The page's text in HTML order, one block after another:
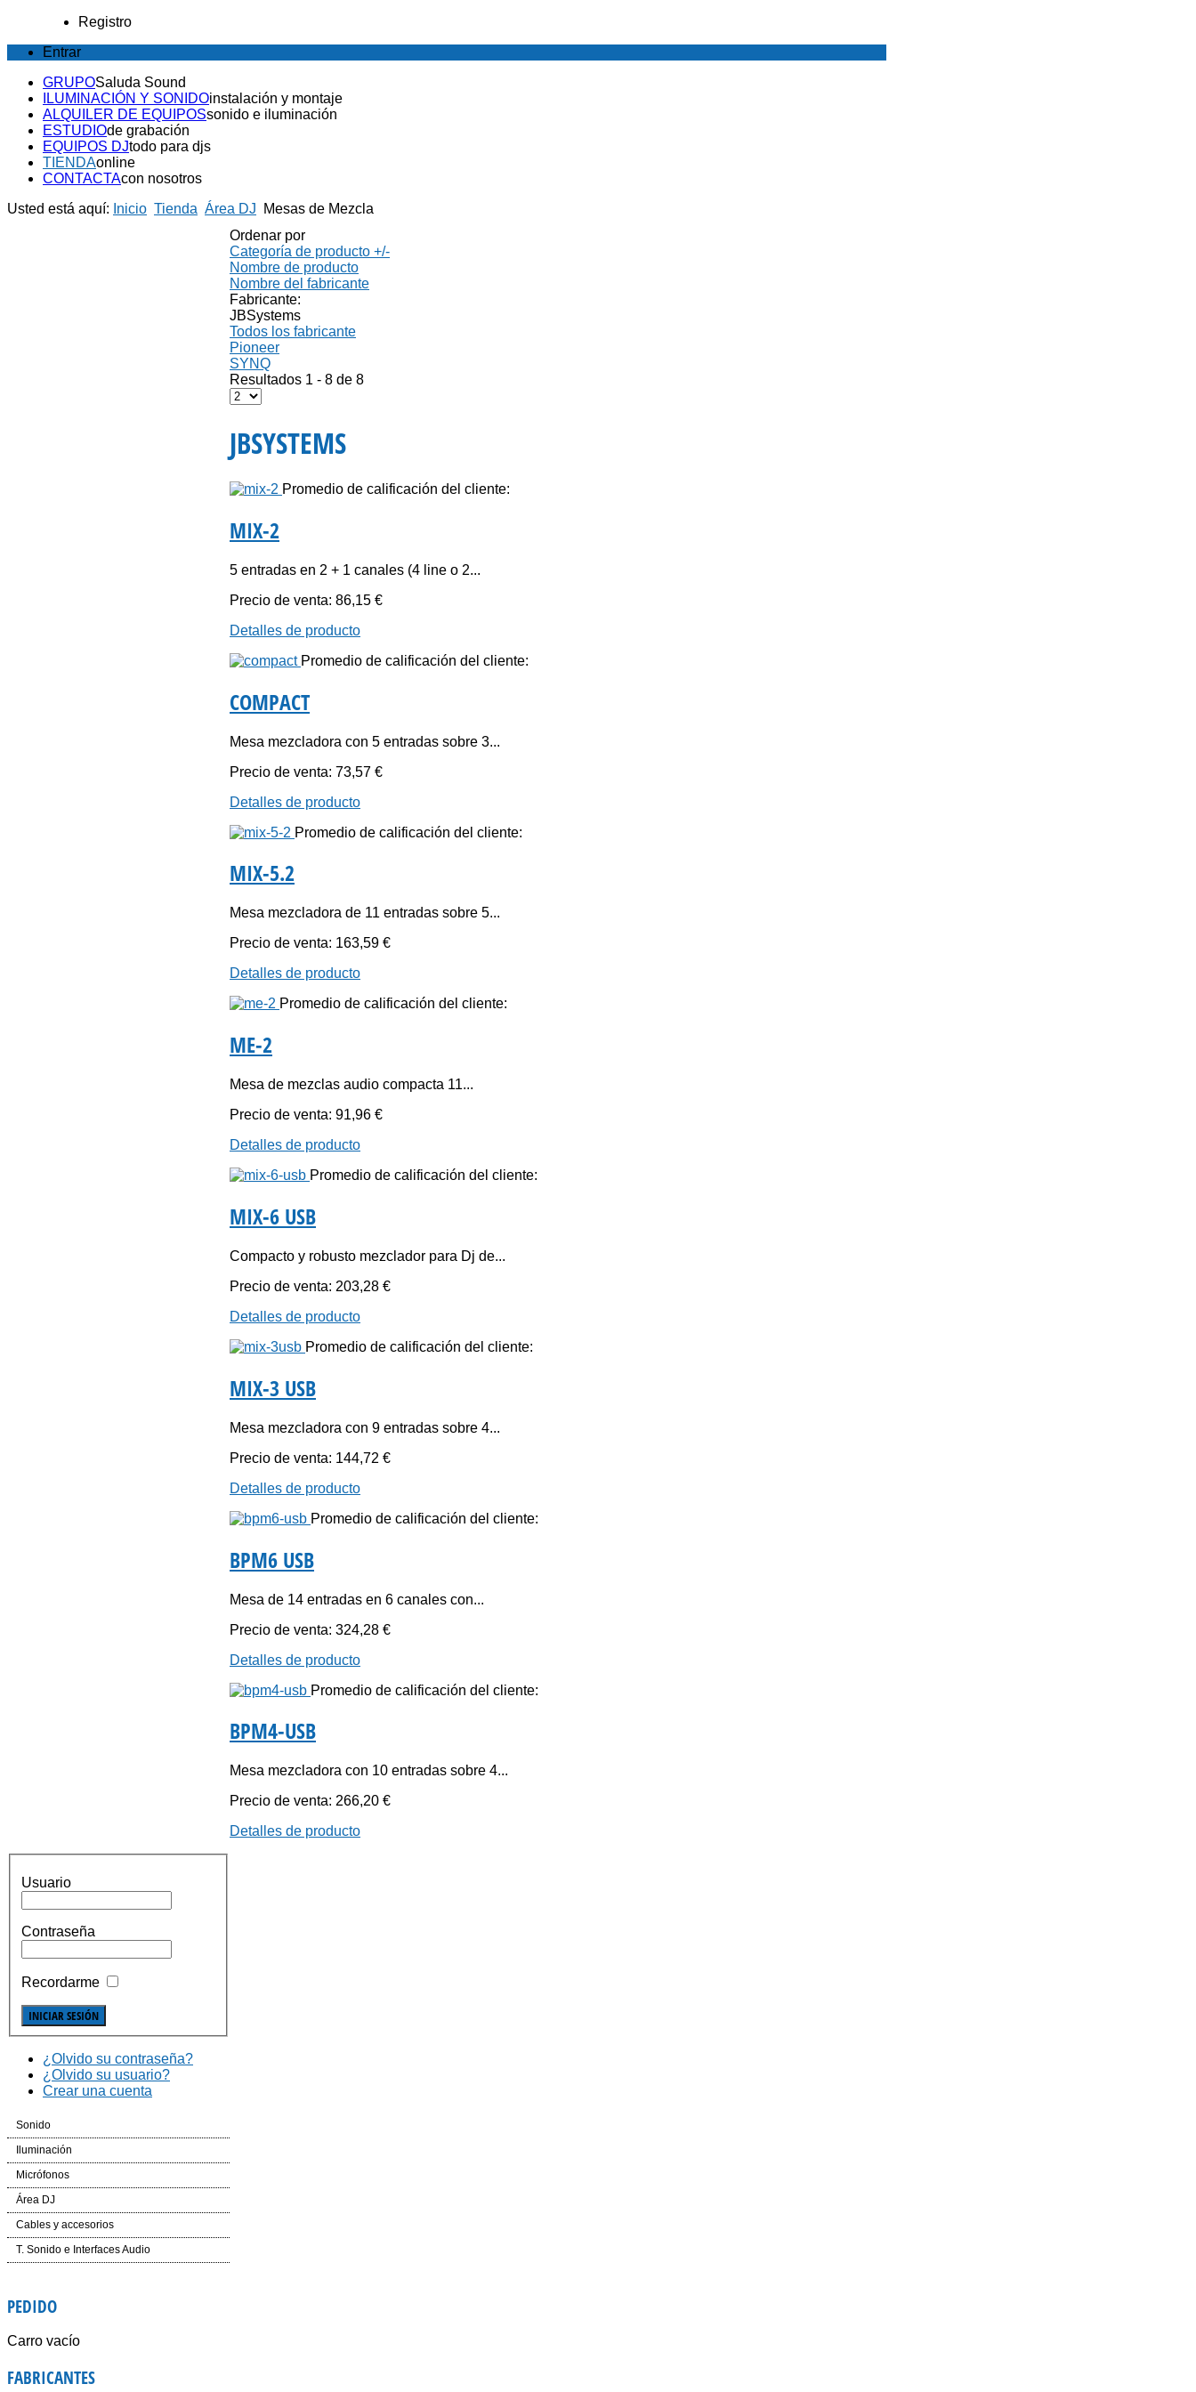
Registro
Entrar
GRUPOSaluda Sound
ILUMINACIÓN Y SONIDOinstalación y montaje
ALQUILER DE EQUIPOSsonido e iluminación
ESTUDIOde grabación
EQUIPOS DJtodo para djs
TIENDAonline
CONTACTAcon nosotros
Usted está aquí: Inicio Tienda Área DJ
Mesas de Mezcla
Ordenar por
Categoría de producto +/-
Nombre de producto
Nombre del fabricante
Fabricante:
JBSystems
Todos los fabricante
Pioneer
SYNQ
Resultados 1 - 8 de 8
JBSYSTEMS
Promedio de calificación del cliente:
MIX-2
5 entradas en 2 + 1 canales (4 line o 2...
Precio de venta: 86,15 €
Detalles de producto
Promedio de calificación del cliente:
COMPACT
Mesa mezcladora con 5 entradas sobre 3...
Precio de venta: 73,57 €
Detalles de producto
Promedio de calificación del cliente:
MIX-5.2
Mesa mezcladora de 11 entradas sobre 5...
Precio de venta: 163,59 €
Detalles de producto
Promedio de calificación del cliente:
ME-2
Mesa de mezclas audio compacta 11...
Precio de venta: 91,96 €
Detalles de producto
Promedio de calificación del cliente:
MIX-6 USB
Compacto y robusto mezclador para Dj de...
Precio de venta: 203,28 €
Detalles de producto
Promedio de calificación del cliente:
MIX-3 USB
Mesa mezcladora con 9 entradas sobre 4...
Precio de venta: 144,72 €
Detalles de producto
Promedio de calificación del cliente:
BPM6 USB
Mesa de 14 entradas en 6 canales con...
Precio de venta: 324,28 €
Detalles de producto
Promedio de calificación del cliente:
BPM4-USB
Mesa mezcladora con 10 entradas sobre 4...
Precio de venta: 266,20 €
Detalles de producto
Usuario
Contraseña
Recordarme
¿Olvido su contraseña?
¿Olvido su usuario?
Crear una cuenta
Sonido
Cajas Automplificadas
Etapas de potencia y amplificadores
Dinámica
Auriculares
Iluminación
Efectos LED
Cabezas LED
Controladores
Micrófonos
Inalámbricos
Conferencias e Instalación
Voz e Instrumentos
Área DJ
CD´S
Mesas de Mezcla
Giradiscos
Cables y accesorios
Iluminación y corriente
T. Sonido e Interfaces Audio
PEDIDO
Carro vacío
FABRICANTES